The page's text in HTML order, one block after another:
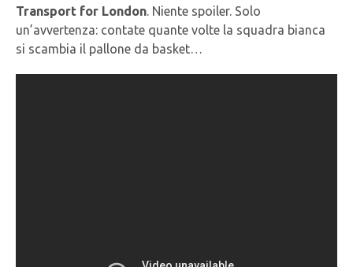
Transport for London. Niente spoiler. Solo
un’avvertenza: contate quante volte la squadra bianca
si scambia il pallone da basket…